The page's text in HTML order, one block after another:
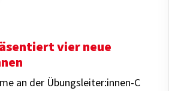
vier neue
an der Übungsleiter:innen-C